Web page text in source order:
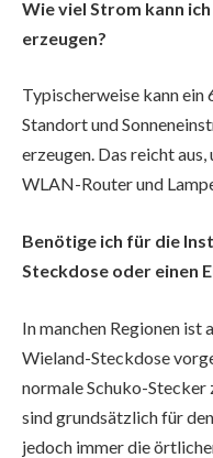
Wie viel Strom kann
erzeugen?
Typischerweise kann
Standort und
erzeugen. Das reicht
WLAN-Router und
Benötige ich für die
Steckdose oder einen
In manchen Regionen ist
Wieland-Steckdose
normale Schuko-Stecker
sind grundsätzlich für
jedoch immer die